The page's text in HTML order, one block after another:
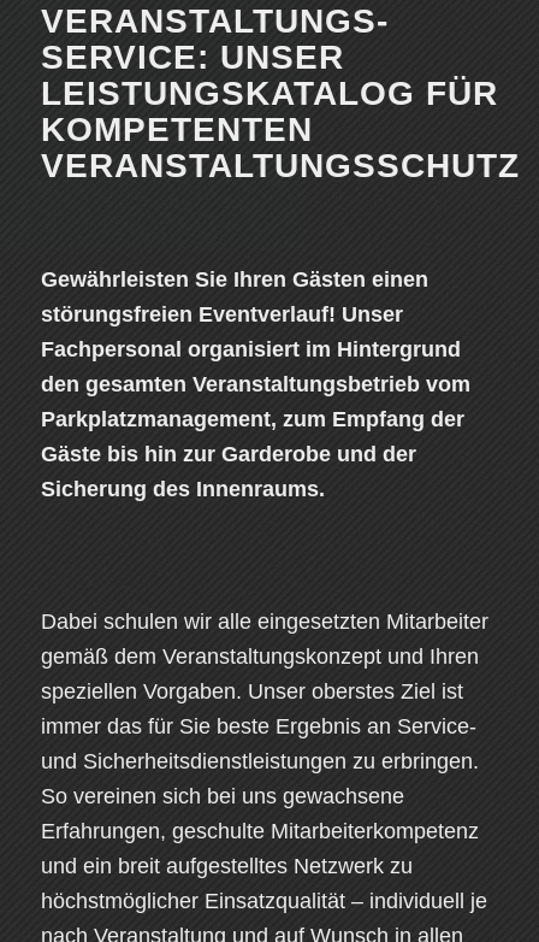
VERANSTALTUNGS-
SERVICE: UNSER
LEISTUNGSKATALOG FÜR
KOMPETENTEN
VERANSTALTUNGSSCHUTZ
Gewährleisten Sie Ihren Gästen einen
störungsfreien Eventverlauf! Unser
Fachpersonal organisiert im Hintergrund
den gesamten Veranstaltungsbetrieb vom
Parkplatzmanagement, zum Empfang der
Gäste bis hin zur Garderobe und der
Sicherung des Innenraums.
Dabei schulen wir alle eingesetzten Mitarbeiter
gemäß dem Veranstaltungskonzept und Ihren
speziellen Vorgaben. Unser oberstes Ziel ist
immer das für Sie beste Ergebnis an Service-
und Sicherheitsdienstleistungen zu erbringen.
So vereinen sich bei uns gewachsene
Erfahrungen, geschulte Mitarbeiterkompetenz
und ein breit aufgestelltes Netzwerk zu
höchstmöglicher Einsatzqualität – individuell je
nach Veranstaltung und auf Wunsch in allen